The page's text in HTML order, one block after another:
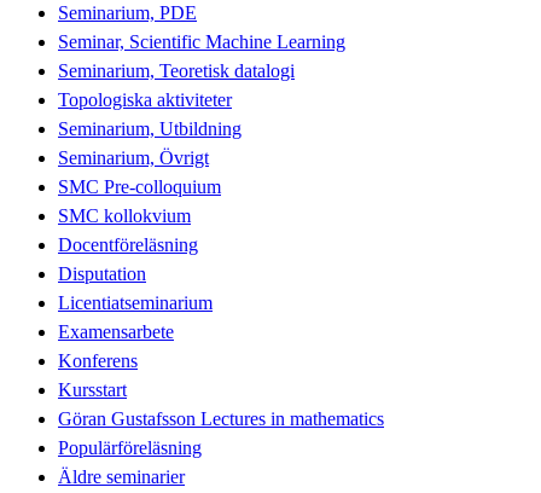
Seminarium, PDE
Seminar, Scientific Machine Learning
Seminarium, Teoretisk datalogi
Topologiska aktiviteter
Seminarium, Utbildning
Seminarium, Övrigt
SMC Pre-colloquium
SMC kollokvium
Docentföreläsning
Disputation
Licentiatseminarium
Examensarbete
Konferens
Kursstart
Göran Gustafsson Lectures in mathematics
Populärföreläsning
Äldre seminarier